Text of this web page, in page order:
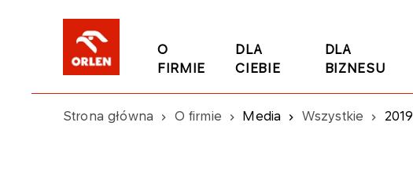
O
FIRMIE
DLA
CIEBIE
DLA
BIZNESU
Strona główna O firmie Media Wszystkie 2019